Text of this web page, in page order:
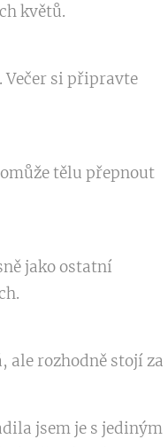
květů.
si připravte
tělu přepnout
jako ostatní
ale rozhodně stojí za
jsem je s jediným